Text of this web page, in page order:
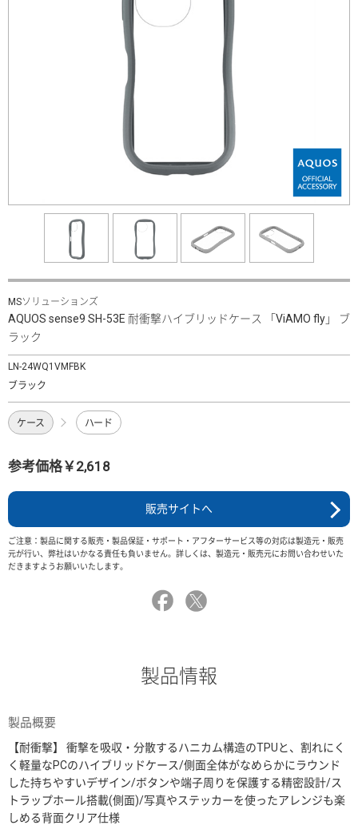
MSソリューションズ
AQUOS sense9 SH-53E 耐衝撃ハイブリッドケース 「ViAMO fly」 ブ
ラック
LN-24WQ1VMFBK
ブラック
ケース ハード
参考価格￥2,618
販売サイトへ
ご注意：製品に関する販売・製品保証・サポート・アフターサービス等の対応は製造元・販売
元が行い、弊社はいかなる責任も負いません。詳しくは、製造元・販売元にお問い合わせいた
だきますようお願いいたします。
製品情報
製品概要
【耐衝撃】 衝撃を吸収・分散するハニカム構造のTPUと、割れにく
く軽量なPCのハイブリッドケース/側面全体がなめらかにラウンド
した持ちやすいデザイン/ボタンや端子周りを保護する精密設計/ス
トラップホール搭載(側面)/写真やステッカーを使ったアレンジも楽
しめる背面クリア仕様